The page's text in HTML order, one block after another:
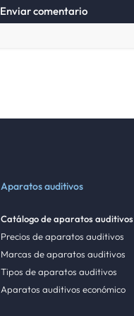
Aparatos auditivos
Catálogo de aparatos auditivos
Precios de aparatos auditivos
Marcas de aparatos auditivos
Tipos de aparatos auditivos
Aparatos auditivos económico